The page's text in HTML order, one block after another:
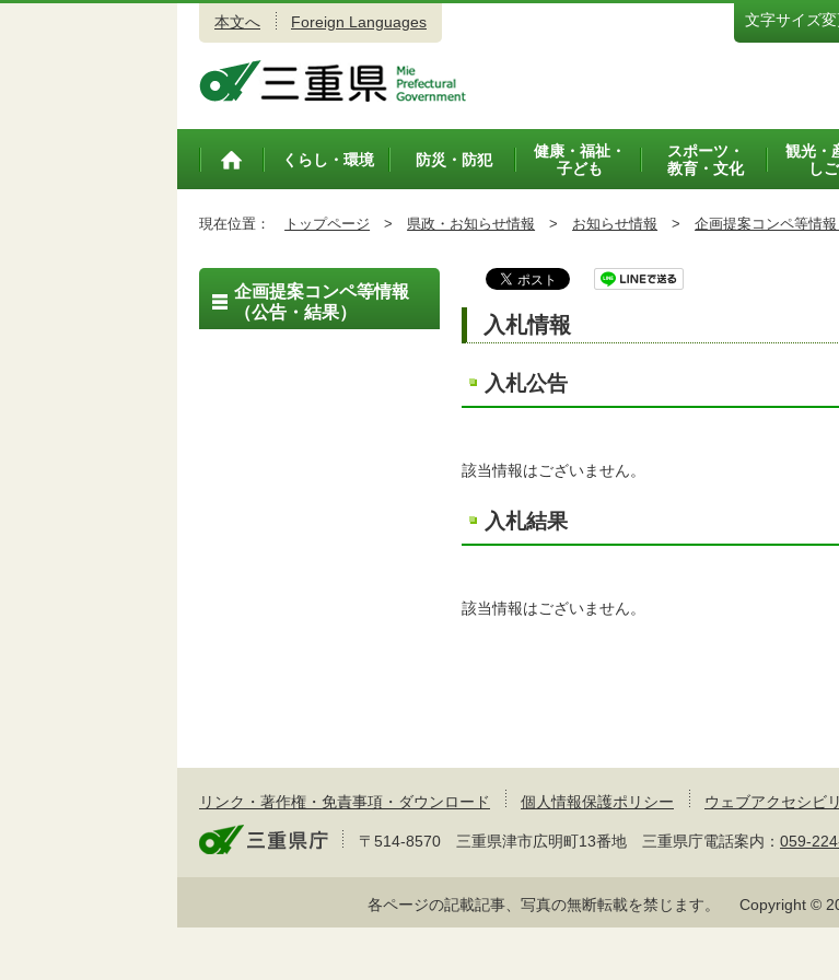
本文へ Foreign Languages 文字サイズ変
トップペ
くらし・環境 防災・防犯
健康・福祉・
子ども
スポーツ・
教育・文化
観光・
し
現在位置： トップページ > 県政・お知らせ情報 > お知らせ情報 > 企画提案コンペ等情報
入札情報
入札公告
該当情報はございません。
入札結果
該当情報はございません。
企画提案コンペ等情報
（公告・結果）
リンク・著作権・免責事項・ダウンロード 個人情報保護ポリシー ウェブアクセシビ
〒514-8570 三重県津市広明町13番地 三重県庁電話案内： 059-
各ページの記載記事、写真の無断転載を禁じます。 Copyright ©